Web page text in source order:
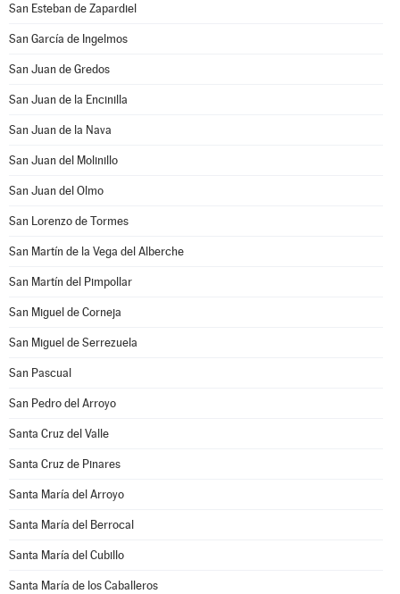
San Esteban de Zapardiel
San García de Ingelmos
San Juan de Gredos
San Juan de la Encinilla
San Juan de la Nava
San Juan del Molinillo
San Juan del Olmo
San Lorenzo de Tormes
San Martín de la Vega del Alberche
San Martín del Pimpollar
San Miguel de Corneja
San Miguel de Serrezuela
San Pascual
San Pedro del Arroyo
Santa Cruz del Valle
Santa Cruz de Pinares
Santa María del Arroyo
Santa María del Berrocal
Santa María del Cubillo
Santa María de los Caballeros